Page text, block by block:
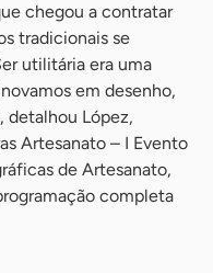
chegou a contratar
tradicionais se
utilitária era uma
em desenho,
detalhou López,
Artesanato – I Evento
de Artesanato,
completa